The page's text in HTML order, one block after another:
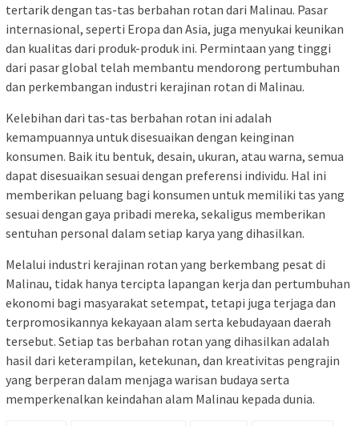
tertarik dengan tas-tas berbahan rotan dari Malinau. Pasar
internasional, seperti Eropa dan Asia, juga menyukai keunikan
dan kualitas dari produk-produk ini. Permintaan yang tinggi
dari pasar global telah membantu mendorong pertumbuhan
dan perkembangan industri kerajinan rotan di Malinau.
Kelebihan dari tas-tas berbahan rotan ini adalah
kemampuannya untuk disesuaikan dengan keinginan
konsumen. Baik itu bentuk, desain, ukuran, atau warna, semua
dapat disesuaikan sesuai dengan preferensi individu. Hal ini
memberikan peluang bagi konsumen untuk memiliki tas yang
sesuai dengan gaya pribadi mereka, sekaligus memberikan
sentuhan personal dalam setiap karya yang dihasilkan.
Melalui industri kerajinan rotan yang berkembang pesat di
Malinau, tidak hanya tercipta lapangan kerja dan pertumbuhan
ekonomi bagi masyarakat setempat, tetapi juga terjaga dan
terpromosikannya kekayaan alam serta kebudayaan daerah
tersebut. Setiap tas berbahan rotan yang dihasilkan adalah
hasil dari keterampilan, ketekunan, dan kreativitas pengrajin
yang berperan dalam menjaga warisan budaya serta
memperkenalkan keindahan alam Malinau kepada dunia.